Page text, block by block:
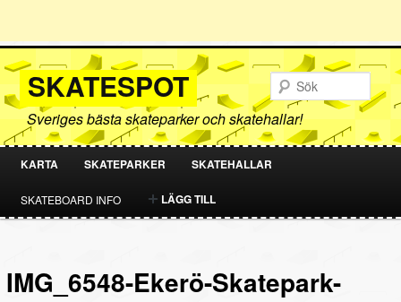
SKATESPOT
Sveriges bästa skateparker och skatehallar!
HOPPA
TILL
HOPPA
TILL
KARTA SKATEPARKER SKATEHALLAR
SKATEBOARD INFO LÄGG TILL
IMG_6548-Ekerö-Skatepark-